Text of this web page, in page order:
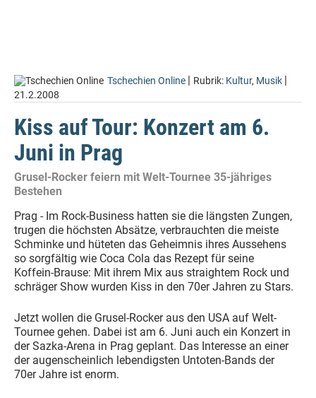
Tschechien Online | Rubrik: Kultur, Musik |
21.2.2008
Kiss auf Tour: Konzert am 6.
Juni in Prag
Grusel-Rocker feiern mit Welt-Tournee 35-jähriges
Bestehen
Prag - Im Rock-Business hatten sie die längsten Zungen,
trugen die höchsten Absätze, verbrauchten die meiste
Schminke und hüteten das Geheimnis ihres Aussehens
so sorgfältig wie Coca Cola das Rezept für seine
Koffein-Brause: Mit ihrem Mix aus straightem Rock und
schräger Show wurden Kiss in den 70er Jahren zu Stars.
Jetzt wollen die Grusel-Rocker aus den USA auf Welt-
Tournee gehen. Dabei ist am 6. Juni auch ein Konzert in
der Sazka-Arena in Prag geplant. Das Interesse an einer
der augenscheinlich lebendigsten Untoten-Bands der
70er Jahre ist enorm.